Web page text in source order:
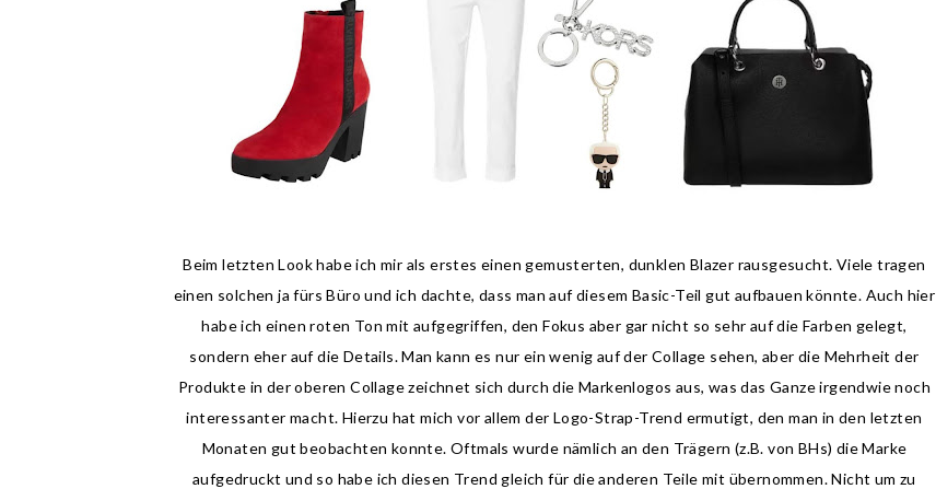
Beim letzten Look habe ich mir als erstes einen gemusterten, dunklen Blazer rausgesucht. Viele tragen
einen solchen ja fürs Büro und ich dachte, dass man auf diesem Basic-Teil gut aufbauen könnte. Auch hier
habe ich einen roten Ton mit aufgegriffen, den Fokus aber gar nicht so sehr auf die Farben gelegt,
sondern eher auf die Details. Man kann es nur ein wenig auf der Collage sehen, aber die Mehrheit der
Produkte in der oberen Collage zeichnet sich durch die Markenlogos aus, was das Ganze irgendwie noch
interessanter macht. Hierzu hat mich vor allem der Logo-Strap-Trend ermutigt, den man in den letzten
Monaten gut beobachten konnte. Oftmals wurde nämlich an den Trägern (z.B. von BHs) die Marke
aufgedruckt und so habe ich diesen Trend gleich für die anderen Teile mit übernommen. Nicht um zu